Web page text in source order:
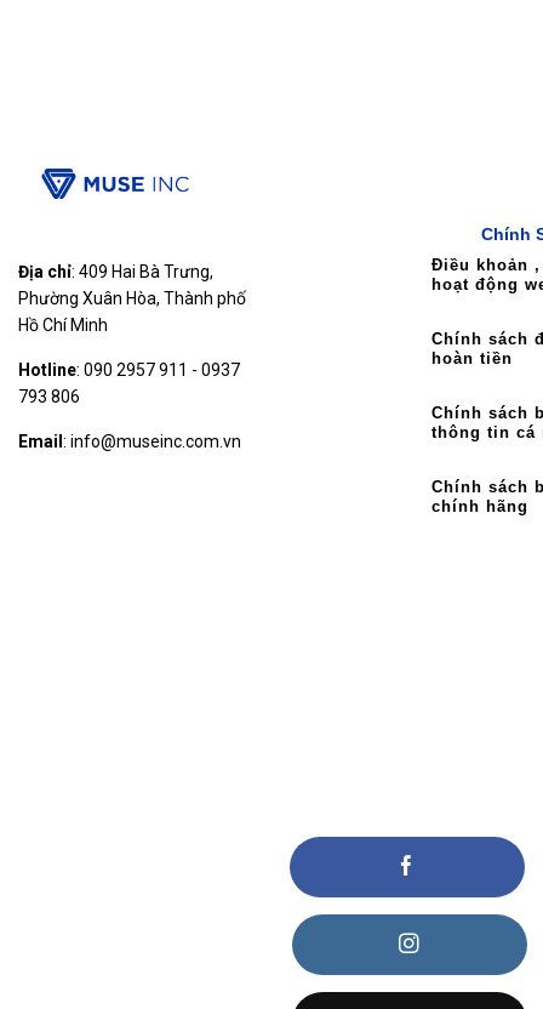
Địa chỉ: 409 Hai Bà Trưng,
Phường Xuân Hòa, Thành phố
Hồ Chí Minh
Hotline: 090 2957 911 - 0937
793 806
Email : info@museinc.com.vn
Chính
Điều khoản
hoạt động
Chính sách
hoàn tiền
Chính sách
thông tin cá
Chính sách
chính hãng